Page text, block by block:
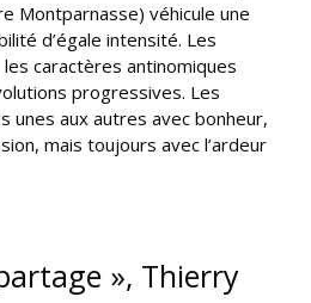
Montparnasse) véhicule une
d’égale intensité. Les
caractères antinomiques
progressives. Les
unes aux autres avec bonheur,
mais toujours avec l’ardeur
», Thierry